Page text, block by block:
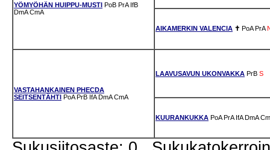
YÖMYÖHÄN HUIPPU-MUSTI PoB PrA IfB
DmA CmA
AIKAMERKIN VALENCIA ✝ PoA PrA
VASTAHANKAINEN PHECDA
SEITSENTÄHTI PoA PrB IfA DmA CmA
LAAVUSAVUN UKONVAKKA PrB S
KUURANKUKKA PoA PrA IfA DmA